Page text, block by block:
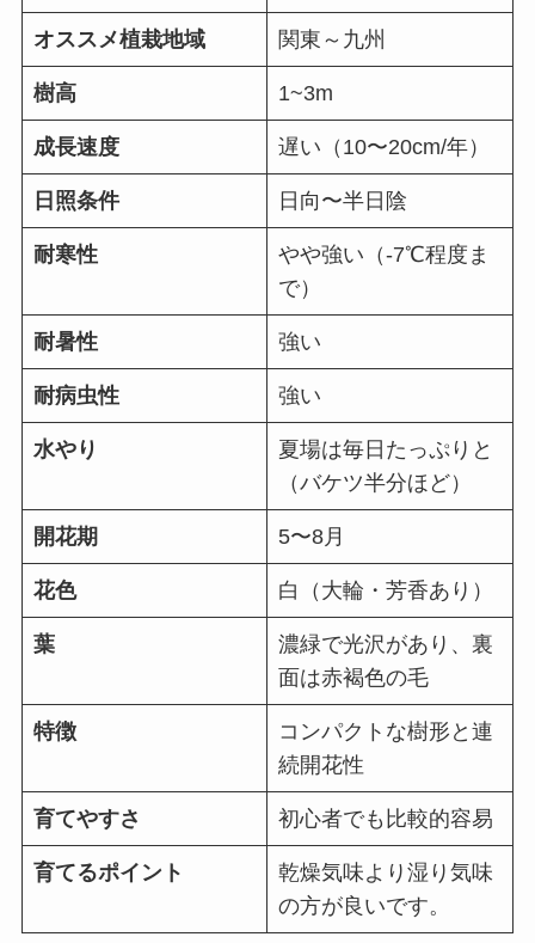
オススメ植栽地域 関東～九州
樹高 1~3m
成長速度 遅い（10〜20cm/年）
日照条件 日向〜半日陰
耐寒性
やや強い（-7℃程度ま
で）
耐暑性 強い
耐病虫性 強い
水やり
夏場は毎日たっぷりと
（バケツ半分ほど）
開花期 5〜8月
花色 白（大輪・芳香あり）
葉
濃緑で光沢があり、裏
面は赤褐色の毛
特徴
コンパクトな樹形と連
続開花性
育てやすさ 初心者でも比較的容易
育てるポイント
乾燥気味より湿り気味
の方が良いです。